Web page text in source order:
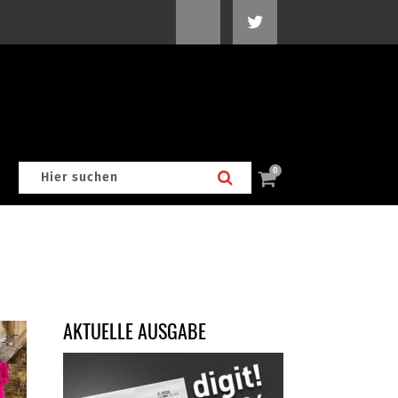
0
AKTUELLE AUSGABE